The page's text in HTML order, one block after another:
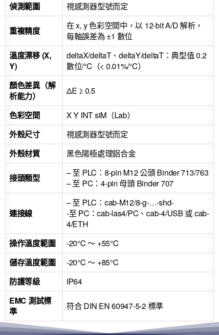
偵測範圍
視感測器型號而定
重複精度
在 x, y 色彩空間中，以 12-bit A/D 解析，
每軸誤差為 ±1 數位
溫度漂移 (X,
Y)
deltaX/deltaT、deltaY/deltaT：典型值 0.2
數位/°C（< 0.01%/°C）
顏色差異（解
析能力）
ΔE ≥ 0.5
色彩空間
X Y INT siM（Lab）
外殼尺寸
視感測器型號而定
外殼材質
黑色陽極處理鋁合金
接頭類型
– 至 PLC：8-pin M12 公頭 Binder 713/763
– 至 PC：4-pin 母頭 Binder 707
連接線
– 至 PLC：cab-M12/8-g-…-shd-
-至 PC：cab-las4/PC、cab-4/USB 或 cab-
4/ETH
操作溫度範圍
-20°C ～ +55°C
儲存溫度範圍
-20°C ～ +85°C
防護等級
IP64
EMC 測試標
準
符合 DIN EN 60947-5-2 標準